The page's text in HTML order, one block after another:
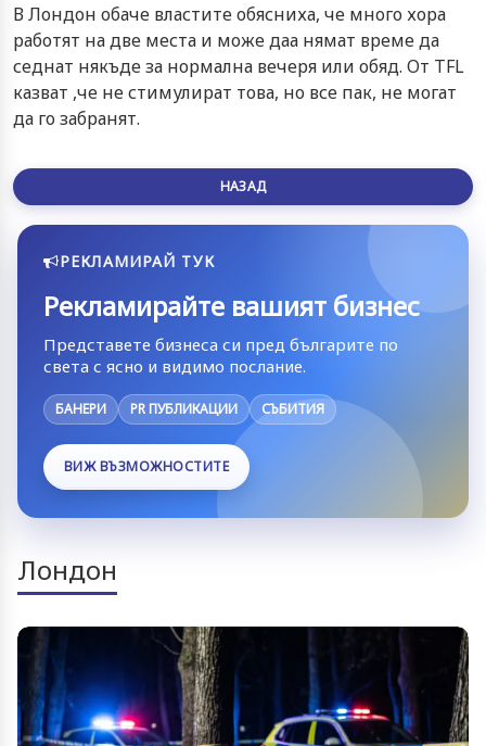
В Лондон обаче властите обясниха, че много хора
работят на две места и може даа нямат време да
седнат някъде за нормална вечеря или обяд. От TFL
казват ,че не стимулират това, но все пак, не могат
да го забранят.
НАЗАД
РЕКЛАМИРАЙ ТУК
Рекламирайте вашият бизнес
Представете бизнеса си пред българите по
света с ясно и видимо послание.
БАНЕРИ PR ПУБЛИКАЦИИ СЪБИТИЯ
ВИЖ ВЪЗМОЖНОСТИТЕ
Лондон